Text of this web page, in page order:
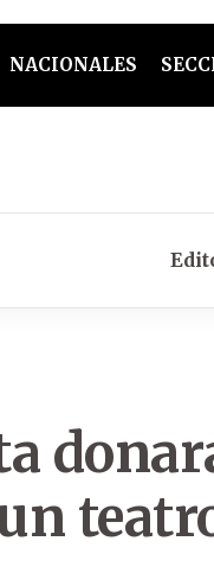
NACIONALES